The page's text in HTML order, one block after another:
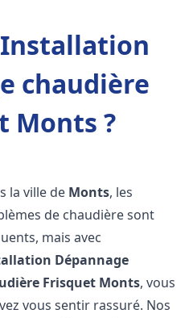
chaudière
Monts ?
la ville de Monts, les
de chaudière sont
mais avec
Dépannage
Frisquet Monts, vous
vous sentir rassuré. Nos